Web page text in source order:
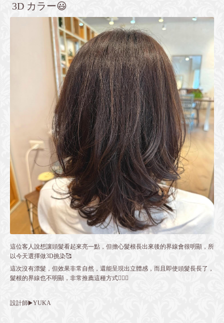
3D カラー😃
這位客人說想讓頭髮看起來亮一點，但擔心髮根長出來後的界線會很明顯，所
以今天選擇做3D挑染🥰
這次沒有漂髮，但效果非常自然，還能呈現出立體感，而且即使頭髮長長了，
髮根的界線也不明顯，非常推薦這種方式👌🏻✨️
設計師▶️YUKA